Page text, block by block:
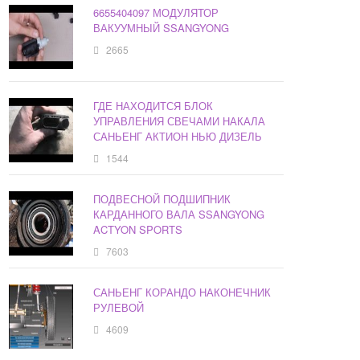
6655404097 МОДУЛЯТОР
ВАКУУМНЫЙ SSANGYONG
2665
ГДЕ НАХОДИТСЯ БЛОК
УПРАВЛЕНИЯ СВЕЧАМИ НАКАЛА
САНЬЕНГ АКТИОН НЬЮ ДИЗЕЛЬ
1544
ПОДВЕСНОЙ ПОДШИПНИК
КАРДАННОГО ВАЛА SSANGYONG
ACTYON SPORTS
7603
САНЬЕНГ КОРАНДО НАКОНЕЧНИК
РУЛЕВОЙ
4609